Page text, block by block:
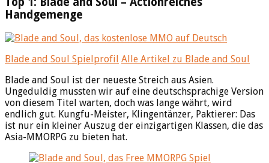
Handgemenge
Blade and Soul Spielprofil Alle Artikel zu Blade and Soul
Blade and Soul ist der neueste Streich aus Asien.
Ungeduldig mussten wir auf eine deutschsprachige Version
von diesem Titel warten, doch was lange währt, wird
endlich gut. Kungfu-Meister, Klingentänzer, Paktierer: Das
ist nur ein kleiner Auszug der einzigartigen Klassen, die das
Asia-MMORPG zu bieten hat.